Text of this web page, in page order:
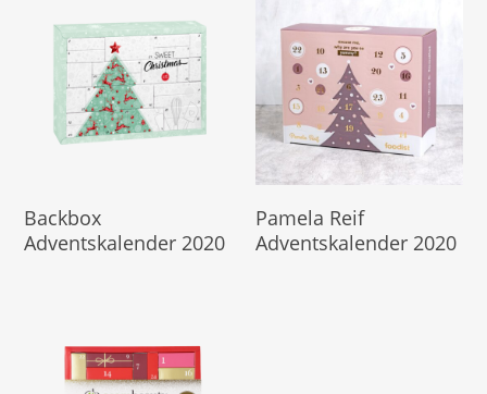
Kalender
Backbox
Adventskalender 2020
Pamela Reif
Adventskalender 2020